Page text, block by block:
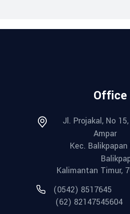
Office
Jl. Projakal, No
Ampar
Kec.
Kalimantan Timur,
(0542) 8517645
(62) 82147545604